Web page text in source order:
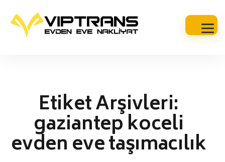
Etiket Arşivleri:
gaziantep koceli
evden eve taşımacılık